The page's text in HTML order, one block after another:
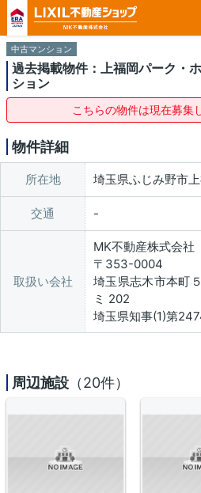
中古マンション
過去掲載物件：上福岡パーク・
ション
こちらの物件は現在募集
物件詳細
所在地 埼玉県ふじみ野市
交通
取扱い会社
MK不動産株式会社
〒353-0004
埼玉県志木市本町
ミ 202
埼玉県知事(1)第
周辺施設 （20件）